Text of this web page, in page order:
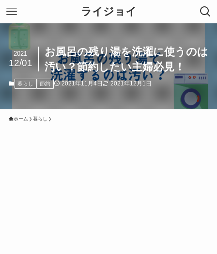
ライジョイ
お風呂の残り湯を洗濯に使うのは
汚い？節約したい主婦必見！
2021
12/01
暮らし 節約 2021年11月4日 2021年12月1日
ホーム 暮らし